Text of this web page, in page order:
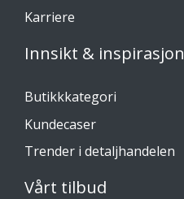
Karriere
Innsikt & inspirasjon
Butikkkategori
Kundecaser
Trender i detaljhandelen
Vårt tilbud